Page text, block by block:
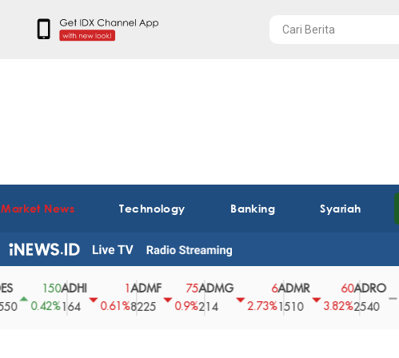
Market News Technology Banking Syariah
0.42%
ADHI
164
0.61%
ADMF
8225
75
0.9%
ADMG
214
2.73%
ADMR
1510
3.82%
ADRO
2540
0
0%